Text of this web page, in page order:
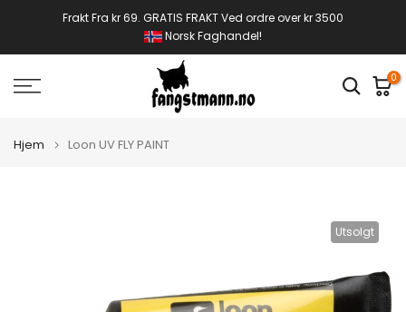
Frakt Fra kr 69. GRATIS FRAKT Ved ordre over kr 3500
Norsk Faghandel!
0
Hjem Loon UV FLY PAINT
Utsolgt